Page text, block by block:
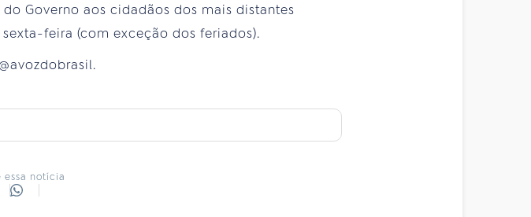
Governo aos cidadãos dos mais distantes
feira (com exceção dos feriados).
essa notícia